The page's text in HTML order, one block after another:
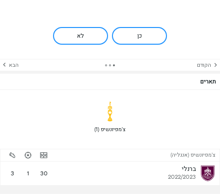
כן לא
הקודם הבא
תארים
צ'מפיונשיפ (1)
צ'מפיונשיפ (אנגליה)
ברנלי
2022/2023
30
1
3